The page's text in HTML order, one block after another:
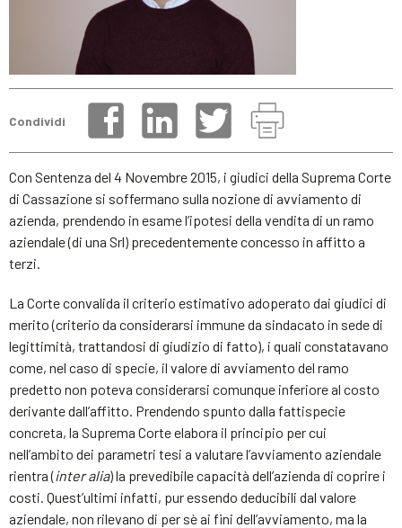
Condividi
Con Sentenza del 4 Novembre 2015, i giudici della Suprema Corte
di Cassazione si soffermano sulla nozione di avviamento di
azienda, prendendo in esame l’ipotesi della vendita di un ramo
aziendale (di una Srl) precedentemente concesso in affitto a
terzi.
La Corte convalida il criterio estimativo adoperato dai giudici di
merito (criterio da considerarsi immune da sindacato in sede di
legittimità, trattandosi di giudizio di fatto), i quali constatavano
come, nel caso di specie, il valore di avviamento del ramo
predetto non poteva considerarsi comunque inferiore al costo
derivante dall’affitto. Prendendo spunto dalla fattispecie
concreta, la Suprema Corte elabora il principio per cui
nell’ambito dei parametri tesi a valutare l’avviamento aziendale
rientra (inter alia) la prevedibile capacità dell’azienda di coprire i
costi. Quest’ultimi infatti, pur essendo deducibili dal valore
aziendale, non rilevano di per sè ai fini dell’avviamento, ma la